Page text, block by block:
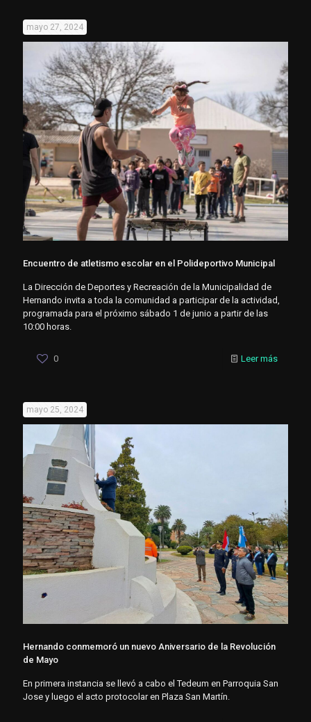
mayo 27, 2024
Encuentro de atletismo escolar en el Polideportivo Municipal
La Dirección de Deportes y Recreación de la Municipalidad de
Hernando invita a toda la comunidad a participar de la actividad,
programada para el próximo sábado 1 de junio a partir de las
10:00 horas.
0 Leer más
mayo 25, 2024
Hernando conmemoró un nuevo Aniversario de la Revolución
de Mayo
En primera instancia se llevó a cabo el Tedeum en Parroquia San
Jose y luego el acto protocolar en Plaza San Martín.